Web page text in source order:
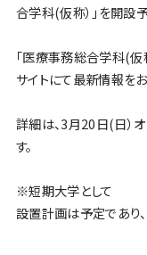
合学科(仮称）」を開設
「医療事務総合学科(仮
サイトにて最新情報を
詳細は、3月20日(日）
す。
※短期大学として
設置計画は予定であり